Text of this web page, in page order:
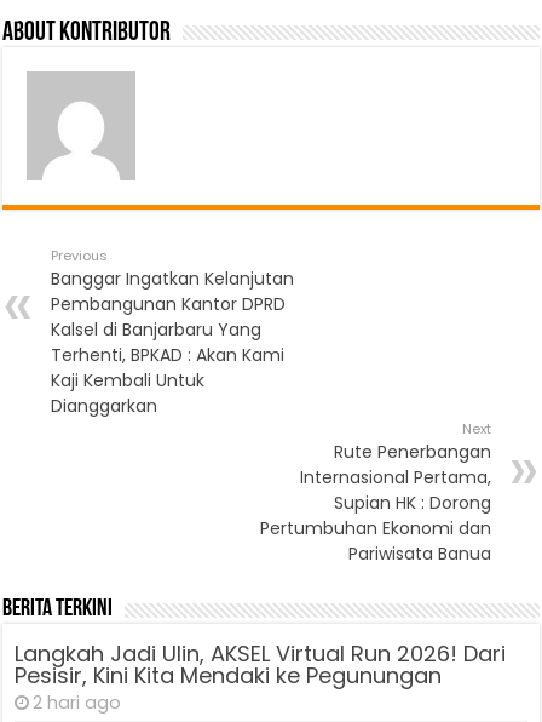
About Kontributor
Previous
Banggar Ingatkan Kelanjutan
Pembangunan Kantor DPRD
Kalsel di Banjarbaru Yang
Terhenti, BPKAD : Akan Kami
Kaji Kembali Untuk
Dianggarkan
Next
Rute Penerbangan
Internasional Pertama,
Supian HK : Dorong
Pertumbuhan Ekonomi dan
Pariwisata Banua
Berita Terkini
Langkah Jadi Ulin, AKSEL Virtual Run 2026! Dari
Pesisir, Kini Kita Mendaki ke Pegunungan
2 hari ago